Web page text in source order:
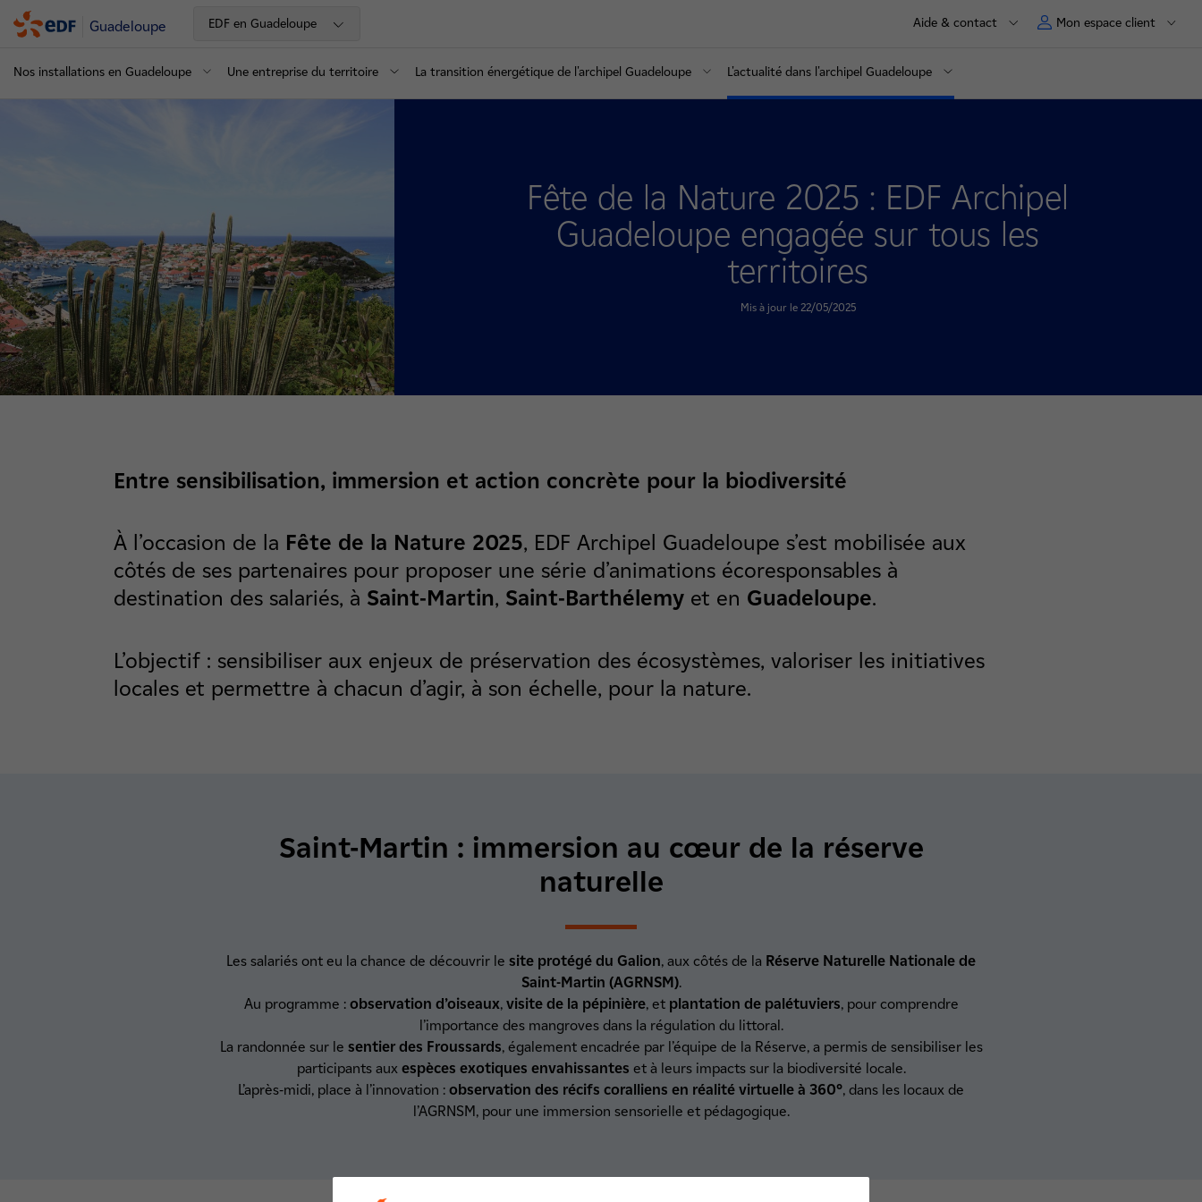
Guadeloupe EDF en Guadeloupe Aide & contact Mon espace client
Nos installations en Guadeloupe Une entreprise du territoire La transition énergétique de l'archipel Guadeloupe L'actualité dans l'archipel Guadeloupe
Fête de la Nature 2025 : EDF Archipel
Guadeloupe engagée sur tous les
territoires
Mis à jour le 22/05/2025
Entre sensibilisation, immersion et action concrète pour la biodiversité
À l’occasion de la Fête de la Nature 2025, EDF Archipel Guadeloupe s’est mobilisée aux
côtés de ses partenaires pour proposer une série d’animations écoresponsables à
destination des salariés, à Saint-Martin, Saint-Barthélemy et en Guadeloupe.
L’objectif : sensibiliser aux enjeux de préservation des écosystèmes, valoriser les initiatives
locales et permettre à chacun d’agir, à son échelle, pour la nature.
Saint-Martin : immersion au cœur de la réserve
naturelle
Les salariés ont eu la chance de découvrir le site protégé du Galion, aux côtés de la Réserve Naturelle Nationale de
Saint-Martin (AGRNSM).
Au programme : observation d’oiseaux, visite de la pépinière, et plantation de palétuviers, pour comprendre
l’importance des mangroves dans la régulation du littoral.
La randonnée sur le sentier des Froussards, également encadrée par l’équipe de la Réserve, a permis de sensibiliser les
participants aux espèces exotiques envahissantes et à leurs impacts sur la biodiversité locale.
L’après-midi, place à l’innovation : observation des récifs coralliens en réalité virtuelle à 360°, dans les locaux de
l’AGRNSM, pour une immersion sensorielle et pédagogique.